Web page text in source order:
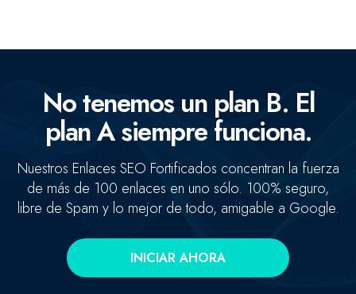
No tenemos un plan B. El
plan A siempre funciona.
Nuestros Enlaces SEO Fortificados concentran la fuerza
de más de 100 enlaces en uno sólo. 100% seguro,
libre de Spam y lo mejor de todo, amigable a Google.
INICIAR AHORA